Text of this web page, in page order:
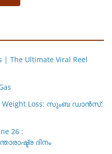
| The Ultimate Viral Reel
Weight Loss: സുംബ ഡാൻസ്:
26 :
ദിനം